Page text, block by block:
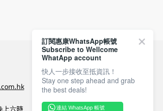
上六時
付款方式
關注我們
訂閱惠康WhatsApp帳號
Subscribe to Wellcome
WhatApp account
快人一步接收至抵資訊！
Stay one step ahead and grab
the best deals!
連結 WhatsApp 帳號